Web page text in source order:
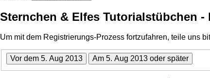
Sternchen & Elfes Tutorialstübchen -
Um mit dem Registrierungs-Prozess fortzufahren, teile uns